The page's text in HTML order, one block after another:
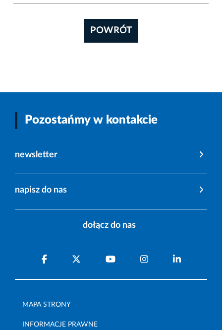
POWRÓT
Pozostańmy w kontakcie
newsletter
napisz do nas
dołącz do nas
MAPA STRONY
INFORMACJE PRAWNE